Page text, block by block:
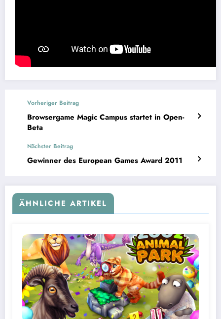
Vorheriger Beitrag
Browsergame Magic Campus startet in Open-
Beta
Nächster Beitrag
Gewinner des European Games Award 2011
ÄHNLICHE ARTIKEL